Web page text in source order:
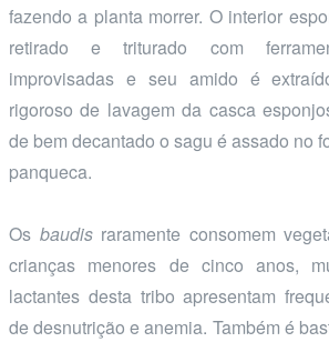
fazendo a planta morrer. O interior
retirado e triturado com
improvisadas e seu amido é
rigoroso de lavagem da casca
de bem decantado o sagu é assado no
panqueca.
Os baudisraramente consomem
crianças menores de cinco anos,
lactantes desta tribo apresentam
de desnutrição e anemia. Também é